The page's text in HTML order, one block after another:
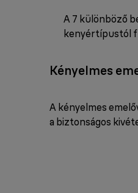
A 7 különböző
kenyértípustól
Kényelmes
A kényelmes
a biztonságos